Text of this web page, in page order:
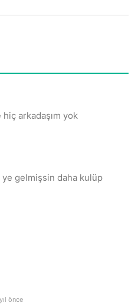
arkadaşım yok
ye gelmişsin daha kulüp
önce